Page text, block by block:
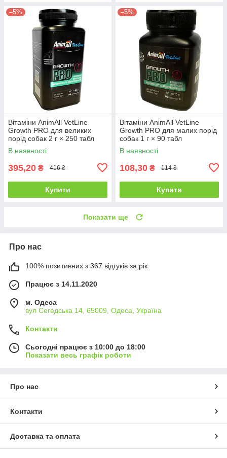
–5%
Вітаміни AnimAll VetLine
Growth PRO для великих
порід собак 2 г × 250 табл
В наявності
395,20 ₴ 416 ₴
Купити
–5%
Вітаміни AnimAll VetLine
Growth PRO для малих порід
собак 1 г × 90 табл
В наявності
108,30 ₴ 114 ₴
Купити
Показати ще
Про нас
100% позитивних з 367 відгуків за рік
Працює з 14.11.2020
м. Одеса
вул Сегедська 14, 65009, Одеса, Україна
Контакти
Сьогодні працює з 10:00 до 18:00
Показати весь графік роботи
Про нас
Контакти
Доставка та оплата